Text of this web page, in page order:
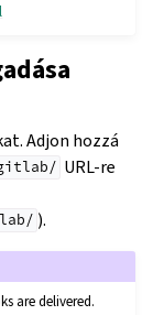
Adjon hozzá
URL-re
).
are delivered.